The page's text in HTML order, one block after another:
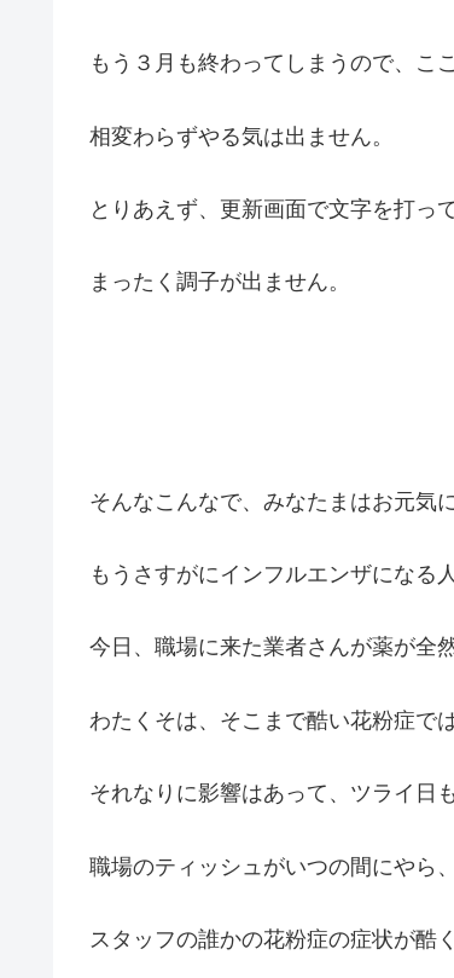
もう３月も終わってしまうので、こ
相変わらずやる気は出ません。
とりあえず、更新画面で文字を打っ
まったく調子が出ません。
そんなこんなで、みなたまはお元気
もうさすがにインフルエンザになる
今日、職場に来た業者さんが薬が全
わたくそは、そこまで酷い花粉症で
それなりに影響はあって、ツライ日
職場のティッシュがいつの間にやら
スタッフの誰かの花粉症の症状が酷